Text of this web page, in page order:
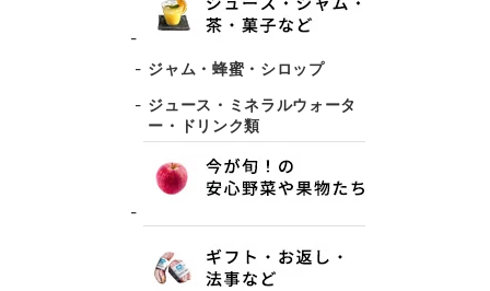
ジャム・蜂蜜・シロップ
ジュース・ミネラルウォータ
ー・ドリンク類